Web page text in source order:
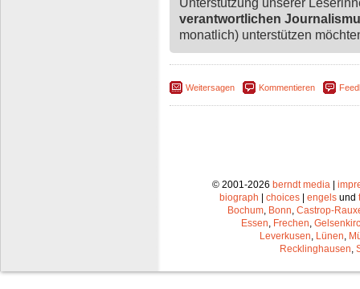
Unterstützung unserer
verantwortlichen
monatlich) unterstützen
Weitersagen Kommentieren
© 2001-2026 berndt media |
biograph | choices | engels und
Bochum Bonn Castrop-
Essen Frechen
Leverkusen Lünen
Recklinghausen